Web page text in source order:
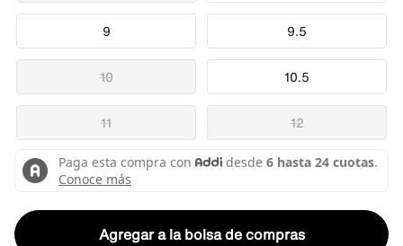
9 9.5
10 10.5
11 12
Agregar a la bolsa de compras